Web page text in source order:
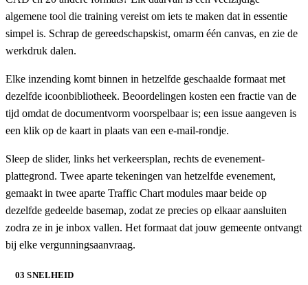
algemene tool die training vereist om iets te maken dat in essentie
simpel is. Schrap de gereedschapskist, omarm één canvas, en zie de
werkdruk dalen.
Elke inzending komt binnen in hetzelfde geschaalde formaat met
dezelfde icoonbibliotheek. Beoordelingen kosten een fractie van de
tijd omdat de documentvorm voorspelbaar is; een issue aangeven is
een klik op de kaart in plaats van een e-mail-rondje.
Sleep de slider, links het verkeersplan, rechts de evenement-
plattegrond. Twee aparte tekeningen van hetzelfde evenement,
gemaakt in twee aparte Traffic Chart modules maar beide op
dezelfde gedeelde basemap, zodat ze precies op elkaar aansluiten
zodra ze in je inbox vallen. Het formaat dat jouw gemeente ontvangt
bij elke vergunningsaanvraag.
03 SNELHEID